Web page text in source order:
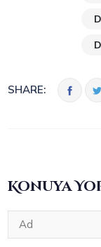
SHARE:
Konuya